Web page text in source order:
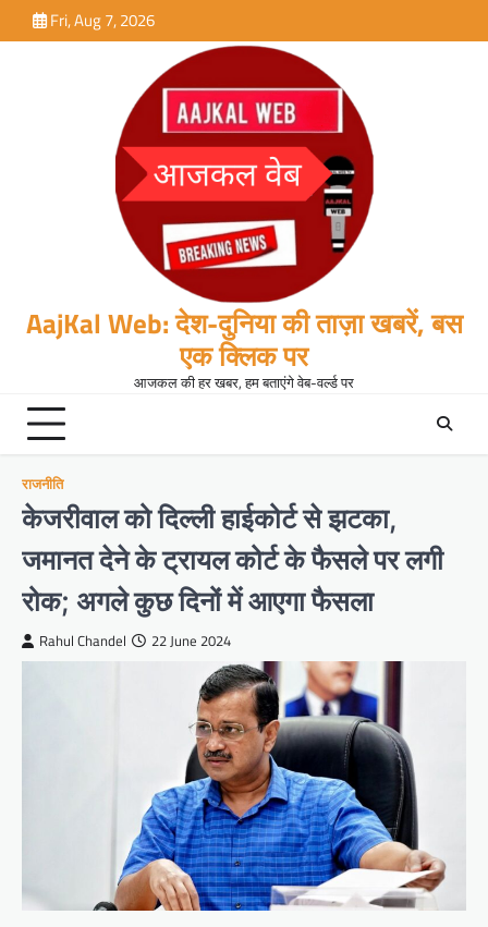
to
Fri, Aug 7, 2026
AajKal Web: देश-दुनिया की ताज़ा खबरें, बस
एक क्लिक पर
आजकल की हर खबर, हम बताएंगे वेब-वर्ल्ड पर
राजनीति
केजरीवाल को दिल्ली हाईकोर्ट से झटका,
जमानत देने के ट्रायल कोर्ट के फैसले पर लगी
रोक; अगले कुछ दिनों में आएगा फैसला
Rahul Chandel 22 June 2024